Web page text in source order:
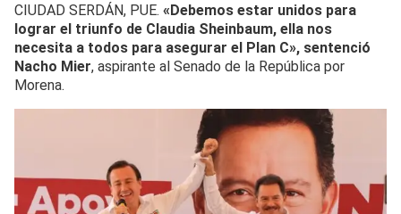
CIUDAD SERDÁN, PUE. «Debemos estar unidos para
lograr el triunfo de Claudia Sheinbaum, ella nos
necesita a todos para asegurar el Plan C», sentenció
Nacho Mier, aspirante al Senado de la República por
Morena.